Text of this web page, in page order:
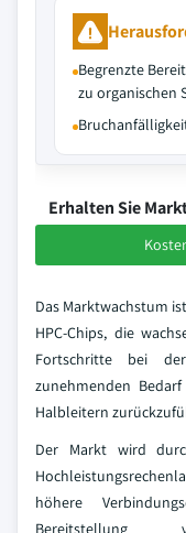
Begrenzte
zu organischen
Erhalten Sie
Das Marktwachstum
HPC-Chips, die
Fortschritte bei der
zunehmenden
Halbleitern
Der Markt wird
höhere
Bereitstellung